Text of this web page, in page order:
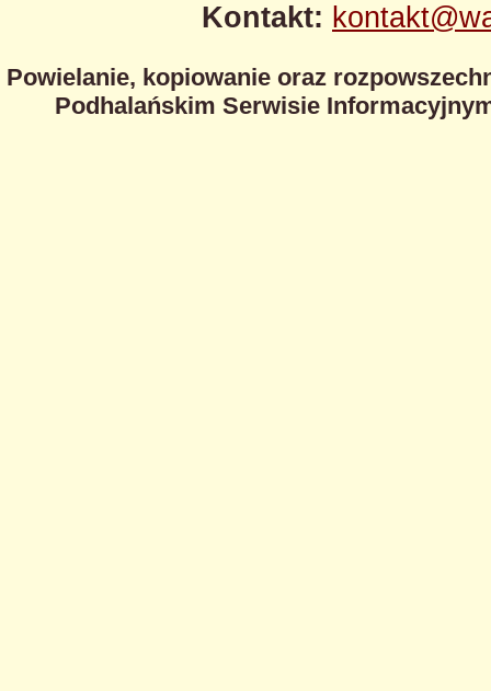
Kontakt:
Powielanie, kopiowanie oraz
Podhalańskim Serwisie